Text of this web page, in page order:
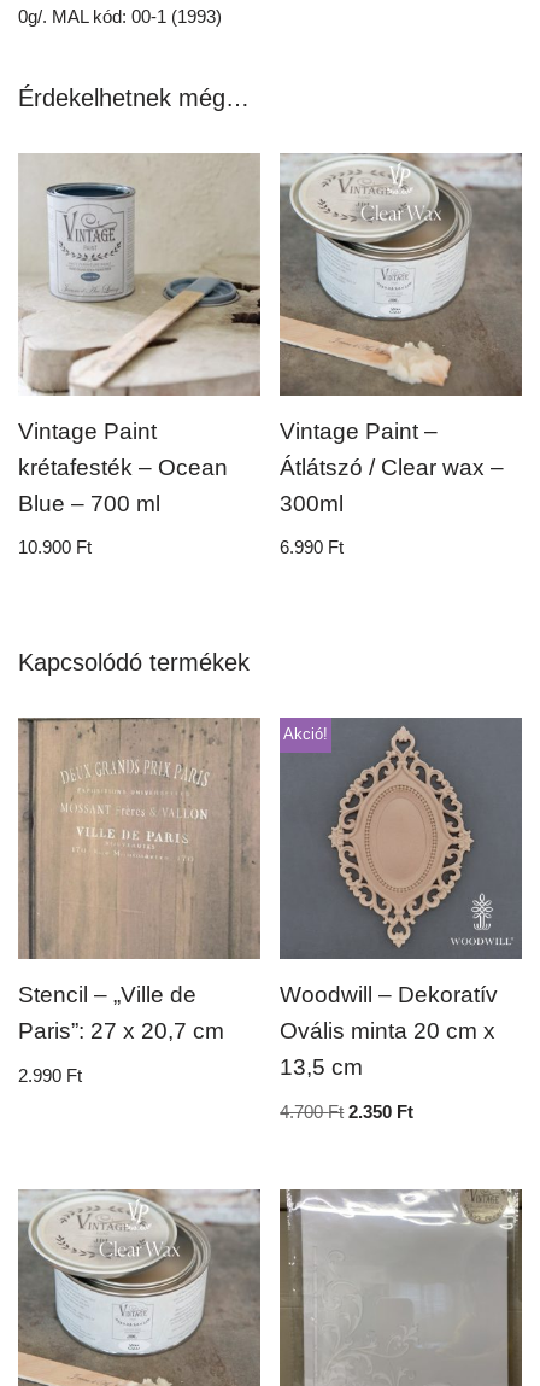
0g/. MAL kód: 00-1 (1993)
Érdekelhetnek még…
Vintage Paint
krétafesték – Ocean
Blue – 700 ml
10.900 Ft
Vintage Paint –
Átlátszó / Clear wax –
300ml
6.990 Ft
Kapcsolódó termékek
Stencil – „Ville de
Paris”: 27 x 20,7 cm
2.990 Ft
Akció!
Woodwill – Dekoratív
Ovális minta 20 cm x
13,5 cm
4.700Ft 2.350 Ft